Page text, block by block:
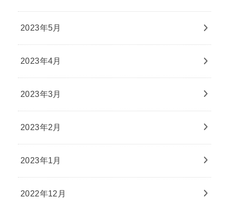
2023年5月
2023年4月
2023年3月
2023年2月
2023年1月
2022年12月